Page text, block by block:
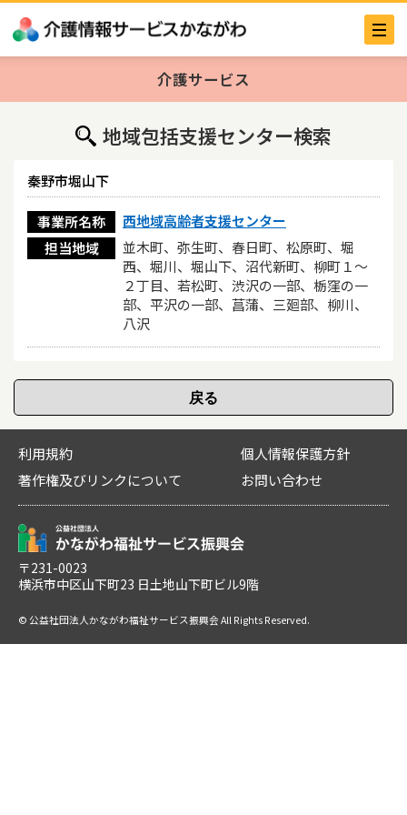
介護サービス
地域包括支援センター検索
秦野市堀山下
事業所名称
西地域高齢者支援センター
担当地域
並木町、弥生町、春日町、松原町、堀
西、堀川、堀山下、沼代新町、柳町１～
２丁目、若松町、渋沢の一部、栃窪の一
部、平沢の一部、菖蒲、三廻部、柳川、
八沢
利用規約
個人情報保護方針
著作権及びリンクについて
お問い合わせ
〒231-0023
横浜市中区山下町23 日土地山下町ビル9階
© 公益社団法人かながわ福祉サービス振興会 All Rights Reserved.